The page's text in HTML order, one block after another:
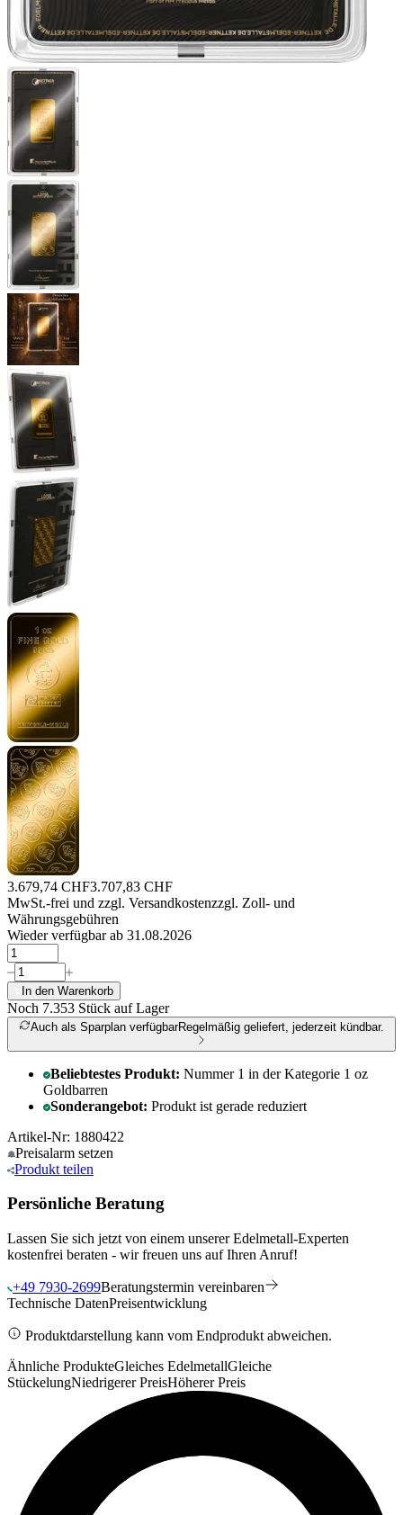
3.679,74 CHF3.707,83 CHF
MwSt.-frei und zzgl. Versandkostenzzgl. Zoll- und
Währungsgebühren
Wieder verfügbar ab 31.08.2026
In den Warenkorb
Noch 7.353 Stück auf Lager
Auch als Sparplan verfügbarRegelmäßig geliefert, jederzeit kündbar.
Beliebtestes Produkt: Nummer 1 in der Kategorie 1 oz
Goldbarren
Sonderangebot: Produkt ist gerade reduziert
Artikel-Nr: 1880422
Preisalarm setzen
Produkt teilen
Persönliche Beratung
Lassen Sie sich jetzt von einem unserer Edelmetall-Experten
kostenfrei beraten - wir freuen uns auf Ihren Anruf!
+49 7930-2699Beratungstermin vereinbaren
Technische DatenPreisentwicklung
Produktdarstellung kann vom Endprodukt abweichen.
Ähnliche ProdukteGleiches EdelmetallGleiche
StückelungNiedrigerer PreisHöherer Preis